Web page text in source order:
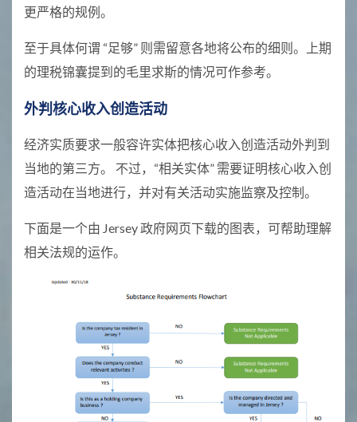
更严格的规例。
至于具体何谓 “足够” 则需留意各地将公布的细则。上期
的理税锦囊提到的毛里求斯的情况可作参考。
外判核心收入创造活动
经济实质要求一般容许实体把核心收入创造活动外判到
当地的第三方。 不过，“相关实体” 需要证明核心收入创
造活动在当地进行，并对有关活动实施监察及控制。
下面是一个由 Jersey 政府网页下载的图表，可帮助理解
相关法规的运作。